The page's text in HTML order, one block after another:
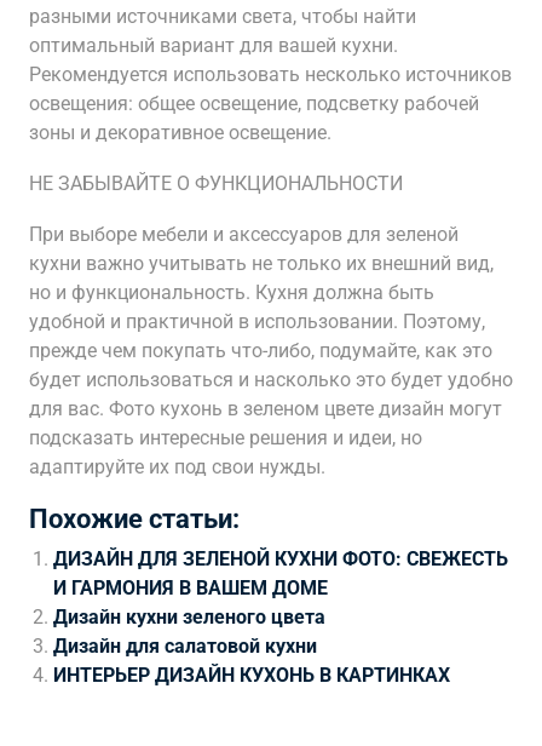
разными источниками света, чтобы найти
оптимальный вариант для вашей кухни.
Рекомендуется использовать несколько источников
освещения: общее освещение, подсветку рабочей
зоны и декоративное освещение.
НЕ ЗАБЫВАЙТЕ О ФУНКЦИОНАЛЬНОСТИ
При выборе мебели и аксессуаров для зеленой
кухни важно учитывать не только их внешний вид,
но и функциональность. Кухня должна быть
удобной и практичной в использовании. Поэтому,
прежде чем покупать что-либо, подумайте, как это
будет использоваться и насколько это будет удобно
для вас. Фото кухонь в зеленом цвете дизайн могут
подсказать интересные решения и идеи, но
адаптируйте их под свои нужды.
Похожие статьи:
ДИЗАЙН ДЛЯ ЗЕЛЕНОЙ КУХНИ ФОТО: СВЕЖЕСТЬ
И ГАРМОНИЯ В ВАШЕМ ДОМЕ
Дизайн кухни зеленого цвета
Дизайн для салатовой кухни
ИНТЕРЬЕР ДИЗАЙН КУХОНЬ В КАРТИНКАХ